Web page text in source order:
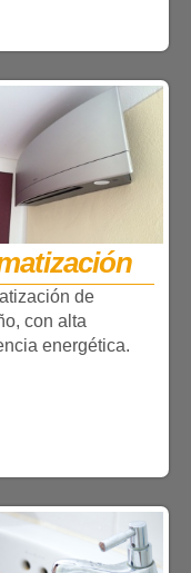
de
con alta
energética.